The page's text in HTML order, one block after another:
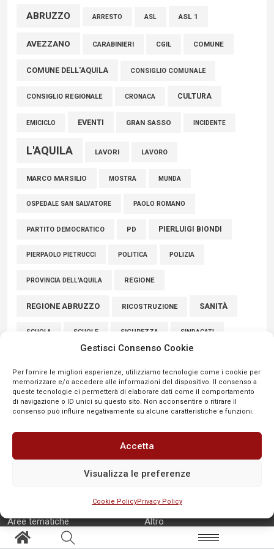
Gestisci Consenso Cookie
Per fornire le migliori esperienze, utilizziamo tecnologie come i cookie per
memorizzare e/o accedere alle informazioni del dispositivo. Il consenso a
queste tecnologie ci permetterà di elaborare dati come il comportamento
di navigazione o ID unici su questo sito. Non acconsentire o ritirare il
consenso può influire negativamente su alcune caratteristiche e funzioni.
Accetta
Visualizza le preferenze
Cookie PolicyPrivacy Policy
ABRUZZO ARRESTO ASL ASL 1
AVEZZANO CARABINIERI CGIL COMUNE
COMUNE DELL'AQUILA CONSIGLIO COMUNALE
CONSIGLIO REGIONALE CRONACA CULTURA
EMICICLO EVENTI GRAN SASSO INCIDENTE
L'AQUILA LAVORI LAVORO
MARCO MARSILIO MOSTRA MUNDA
OSPEDALE SAN SALVATORE PAOLO ROMANO
PARTITO DEMOCRATICO PD PIERLUIGI BIONDI
PIERPAOLO PIETRUCCI POLITICA POLIZIA
PROVINCIA DELL'AQUILA REGIONE
REGIONE ABRUZZO RICOSTRUZIONE SANITÀ
SCUOLA SCUOLE SICUREZZA SINDACATI
VIGILI DEL FUOCO
Aree tematiche Altro